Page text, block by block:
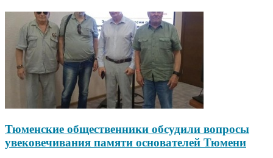
Тюменские общественники обсудили вопросы
увековечивания памяти основателей Тюмени